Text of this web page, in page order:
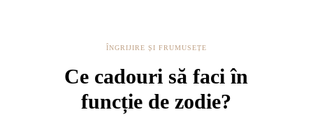
ÎNGRIJIRE ȘI FRUMUSEȚE
Ce cadouri să faci în
funcție de zodie?